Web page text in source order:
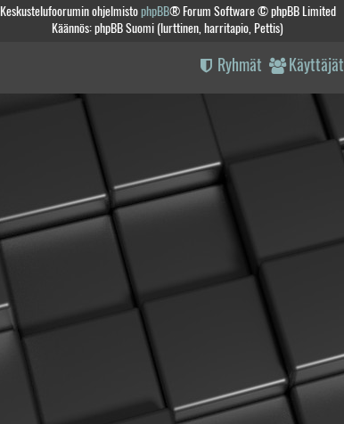
Keskustelufoorumin ohjelmistophpBB® Forum Software © phpBB Limited
Käännös: phpBB Suomi (lurttinen, harritapio, Pettis)
Käyttäjät
Ryhmät